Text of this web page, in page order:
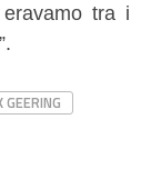
tra i
GEERING